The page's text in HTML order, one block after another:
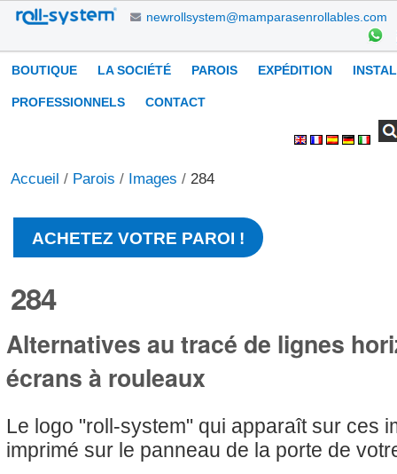
Aller
contenu.
Aller
newrollsystem@mamparasenrollables.com
Navigation
BOUTIQUE LA SOCIÉTÉ PAROIS EXPÉDITION
PROFESSIONNELS CONTACT
Accueil / Parois / Images / 284
ACHETEZ VOTRE PAROI !
284
Alternatives au tracé de lignes
écrans à rouleaux
Le logo "roll-system" qui apparaît sur ces
imprimé sur le panneau de la porte de